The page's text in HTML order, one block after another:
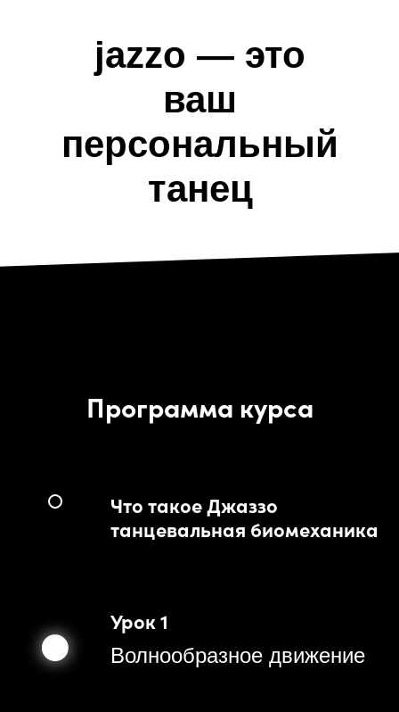
jazzo — это
ваш
персональный
танец
Программа курса
Что такое Джаззо
танцевальная биомеханика
Урок 1
Волнообразное движение